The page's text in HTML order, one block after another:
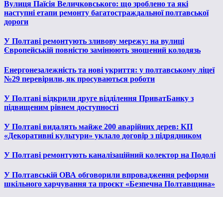
Вулиця Паїсія Величковського: що зроблено та які
наступні етапи ремонту багатостраждальної полтавської
дороги
У Полтаві ремонтують зливову мережу: на вулиці
Європейській повністю замінюють зношений колодязь
Енергонезалежність та нові укриття: у полтавському ліцеї
№29 перевірили, як просуваються роботи
У Полтаві відкрили друге відділення ПриватБанку з
підвищеним рівнем доступності
У Полтаві видалять майже 200 аварійних дерев: КП
«Декоративні культури» уклало договір з підрядником
У Полтаві ремонтують каналізаційний колектор на Подолі
У Полтавській ОВА обговорили впровадження реформи
шкільного харчування та проєкт «Безпечна Полтавщина»